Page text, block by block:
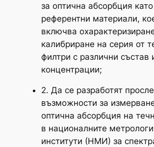
за оптична абсорбция като
референтни материали,
включва
калибриране на серия от
филтри с различни състав
концентрации;
2. Да се разработят
възможности за
оптична абсорбция на
в националните
институти (НМИ) за